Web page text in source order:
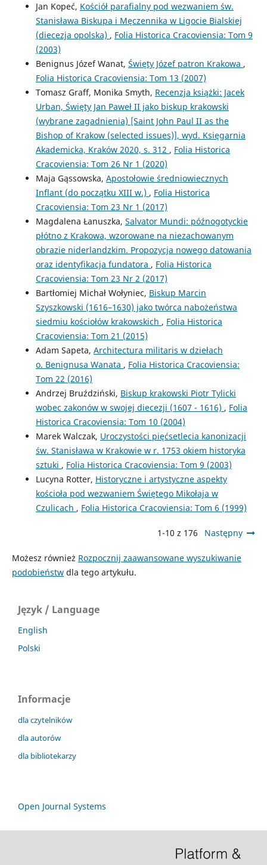
Jan Kopeć, Kościół parafialny pod wezwaniem św.
Stanisława Biskupa i Męczennika w Ligocie Bialskiej
(diecezja opolska) , Folia Historica Cracoviensia: Tom 9
(2003)
Benignus Józef Wanat, Święty Józef patron Krakowa ,
Folia Historica Cracoviensia: Tom 13 (2007)
Tomasz Graff, Monika Smyth, Recenzja książki: Jacek
Urban, Święty Jan Paweł II jako biskup krakowski
(wybrane zagadnienia) [Saint John Paul II as the
Bishop of Krakow (selected issues)], wyd. Księgarnia
Akademicka, Kraków 2020, s. 312 , Folia Historica
Cracoviensia: Tom 26 Nr 1 (2020)
Maja Gąssowska, Apostołowie średniowiecznych
Inflant (do początku XIII w.) , Folia Historica
Cracoviensia: Tom 23 Nr 1 (2017)
Magdalena Łanuszka, Salvator Mundi: późnogotyckie
płótno z Krakowa, wzorowane na niezachowanym
obrazie niderlandzkim. Propozycja nowego datowania
oraz identyfikacja fundatora , Folia Historica
Cracoviensia: Tom 23 Nr 2 (2017)
Bartłomiej Michał Wołyniec, Biskup Marcin
Szyszkowski (1616–1630) jako twórca nabożeństwa
siedmiu kościołów krakowskich , Folia Historica
Cracoviensia: Tom 21 (2015)
Adam Sapeta, Architectura militaris w dziełach
o. Benignusa Wanata , Folia Historica Cracoviensia:
Tom 22 (2016)
Andrzej Bruździński, Biskup krakowski Piotr Tylicki
wobec zakonów w swojej diecezji (1607 - 1616) , Folia
Historica Cracoviensia: Tom 10 (2004)
Marek Walczak, Uroczystości pięćsetlecia kanonizacji
św. Stanisława w Krakowie w r. 1753 okiem historyka
sztuki , Folia Historica Cracoviensia: Tom 9 (2003)
Lucyna Rotter, Historyczne i artystyczne aspekty
kościoła pod wezwaniem Świętego Mikołaja w
Czulicach , Folia Historica Cracoviensia: Tom 6 (1999)
1-10 z 176 Następny
Możesz również Rozpocznij zaawansowane wyszukiwanie
podobieństwdla tego artykułu.
Język / Language
English
Polski
Informacje
dla czytelników
dla autorów
dla bibliotekarzy
Open Journal Systems